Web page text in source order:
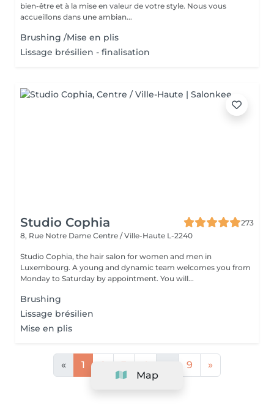
bien-être et à la mise en valeur de votre style. Nous vous
accueillons dans une ambian...
Brushing /Mise en plis
Lissage brésilien - finalisation
Studio Cophia
273
8, Rue Notre Dame Centre / Ville-Haute L-2240
Studio Cophia, the hair salon for women and men in
Luxembourg. A young and dynamic team welcomes you from
Monday to Saturday by appointment. You will...
Brushing
Lissage brésilien
Mise en plis
« 1 2 3 4 9
»
Map